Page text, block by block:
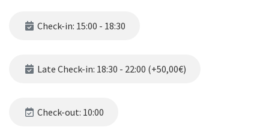
einzigartiges Erlebnis in den Cinque Terre.
Zugang:Das Apartment liegt an der berühmten Via Visconti
Check-in: 15:00 - 18:30
Late Check-in: 18:30 - 22:00 (+50,00€)
Check-out: 10:00